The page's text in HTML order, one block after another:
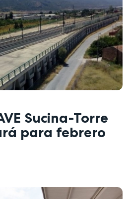
Sucina-Torre
para febrero